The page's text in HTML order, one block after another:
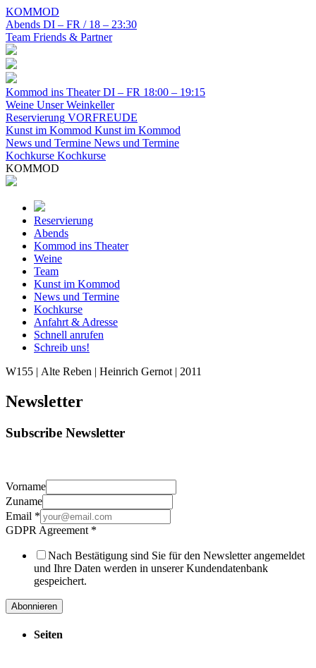
KOMMOD
Abends DI – FR / 18 – 23:30
Team Friends & Partner
Kommod ins Theater DI – FR 18:00 – 19:15
Weine Unser Weinkeller
Reservierung VORFREUDE
Kunst im Kommod Kunst im Kommod
News und Termine News und Termine
Kochkurse Kochkurse
KOMMOD
Reservierung
Abends
Kommod ins Theater
Weine
Team
Kunst im Kommod
News und Termine
Kochkurse
Anfahrt & Adresse
Schnell anrufen
Schreib uns!
W155 | Alte Reben | Heinrich Gernot | 2011
Newsletter
Subscribe Newsletter
Vorname
Zuname
Email *
GDPR Agreement *
Nach Bestätigung sind Sie für den Newsletter angemeldet
und Ihre Daten werden in unserer Kundendatenbank
gespeichert.
Abonnieren
Seiten